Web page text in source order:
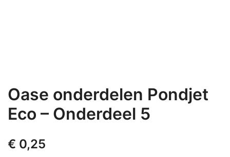
Oase onderdelen Pondjet
Eco – Onderdeel 5
€ 0,25